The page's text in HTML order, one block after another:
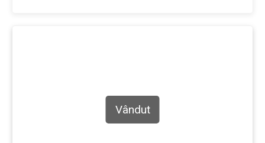
Vândut